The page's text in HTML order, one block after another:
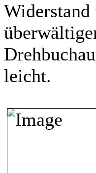
Widerstand
leicht.